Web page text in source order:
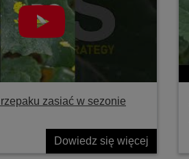
zasiać w sezonie
Dowiedz się więcej